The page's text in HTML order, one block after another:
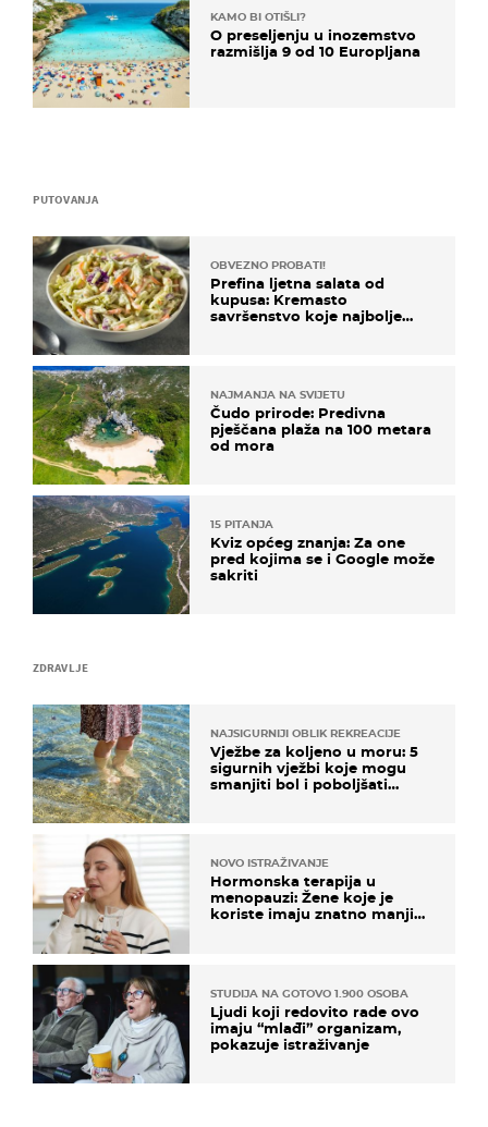
ZDRAVLJE
NAJSIGURNIJI OBLIK REKREACIJE
Vježbe za koljeno u moru: 5
sigurnih vježbi koje mogu
smanjiti bol i poboljšati
NOVO ISTRAŽIVANJE
Hormonska terapija u
menopauzi: Žene koje je
koriste imaju znatno manji
STUDIJA NA GOTOVO 1.900 OSOBA
Ljudi koji redovito rade ovo
imaju “mlađi” organizam,
pokazuje istraživanje
PUTOVANJA
OBVEZNO PROBATI!
Prefina ljetna salata od
kupusa: Kremasto
savršenstvo koje najbolje
NAJMANJA NA SVIJETU
Čudo prirode: Predivna
pješčana plaža na 100 metara
od mora
15 PITANJA
Kviz općeg znanja: Za one
pred kojima se i Google može
sakriti
KAMO BI OTIŠLI?
O preseljenju u inozemstvo
razmišlja 9 od 10 Europljana